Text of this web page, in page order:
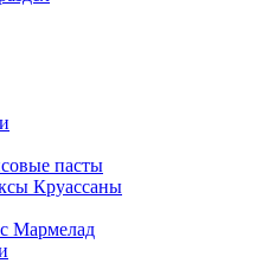
пасты
Круассаны
Мармелад